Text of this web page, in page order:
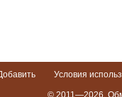
Условия
© 2011—2026,